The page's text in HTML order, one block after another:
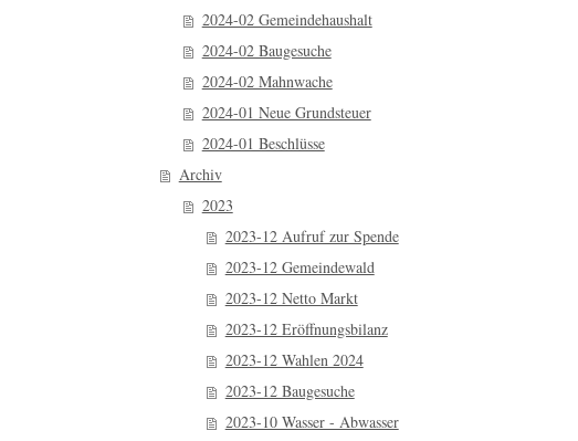
2024-02 Gemeindehaushalt
2024-02 Baugesuche
2024-02 Mahnwache
2024-01 Neue Grundsteuer
2024-01 Beschlüsse
Archiv
2023
2023-12 Aufruf zur Spende
2023-12 Gemeindewald
2023-12 Netto Markt
2023-12 Eröffnungsbilanz
2023-12 Wahlen 2024
2023-12 Baugesuche
2023-10 Wasser - Abwasser